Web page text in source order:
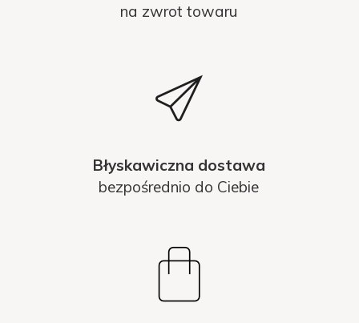
na zwrot towaru
Błyskawiczna dostawa
bezpośrednio do Ciebie